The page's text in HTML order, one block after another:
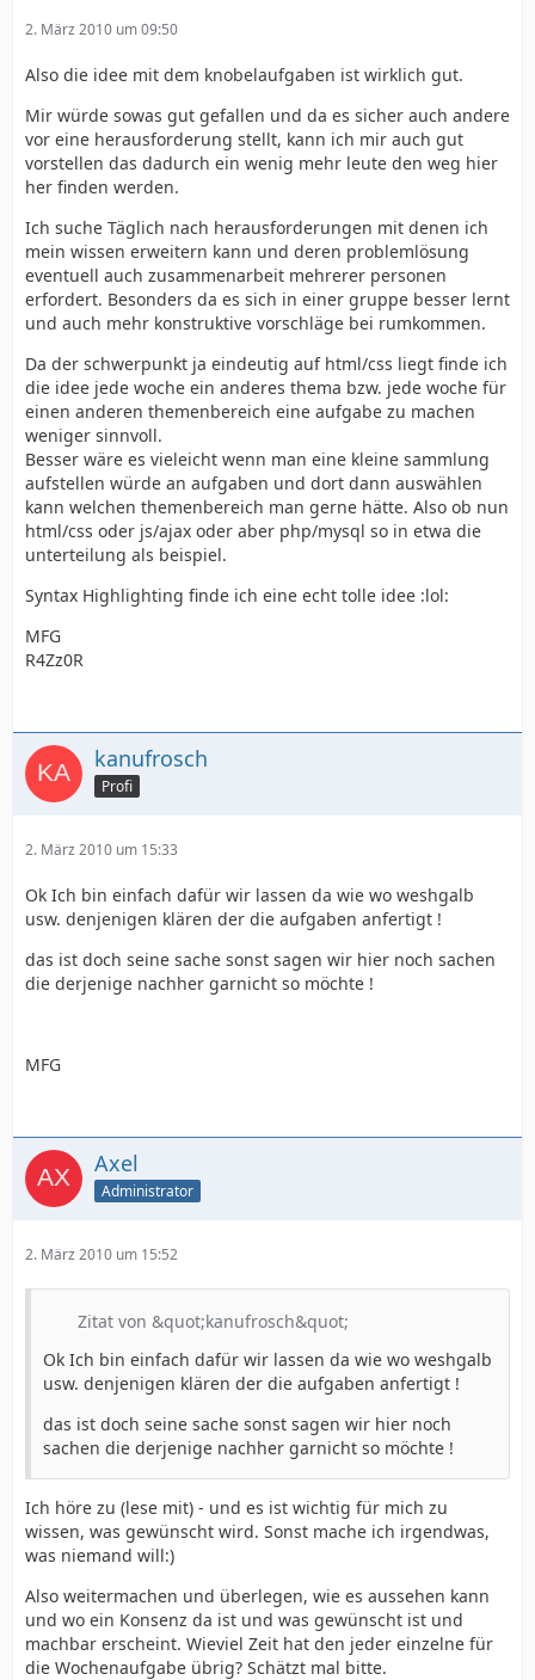
2. März 2010 um 09:50
Also die idee mit dem knobelaufgaben ist wirklich gut.
Mir würde sowas gut gefallen und da es sicher auch andere
vor eine herausforderung stellt, kann ich mir auch gut
vorstellen das dadurch ein wenig mehr leute den weg hier
her finden werden.
Ich suche Täglich nach herausforderungen mit denen ich
mein wissen erweitern kann und deren problemlösung
eventuell auch zusammenarbeit mehrerer personen
erfordert. Besonders da es sich in einer gruppe besser lernt
und auch mehr konstruktive vorschläge bei rumkommen.
Da der schwerpunkt ja eindeutig auf html/css liegt finde ich
die idee jede woche ein anderes thema bzw. jede woche für
einen anderen themenbereich eine aufgabe zu machen
weniger sinnvoll.
Besser wäre es vieleicht wenn man eine kleine sammlung
aufstellen würde an aufgaben und dort dann auswählen
kann welchen themenbereich man gerne hätte. Also ob nun
html/css oder js/ajax oder aber php/mysql so in etwa die
unterteilung als beispiel.
Syntax Highlighting finde ich eine echt tolle idee :lol:
MFG
R4Zz0R
kanufrosch
Profi
2. März 2010 um 15:33
Ok Ich bin einfach dafür wir lassen da wie wo weshgalb
usw. denjenigen klären der die aufgaben anfertigt !
das ist doch seine sache sonst sagen wir hier noch sachen
die derjenige nachher garnicht so möchte !
MFG
Axel
Administrator
2. März 2010 um 15:52
Zitat von &quot;kanufrosch&quot;
Ok Ich bin einfach dafür wir lassen da wie wo weshgalb
usw. denjenigen klären der die aufgaben anfertigt !
das ist doch seine sache sonst sagen wir hier noch
sachen die derjenige nachher garnicht so möchte !
Ich höre zu (lese mit) - und es ist wichtig für mich zu
wissen, was gewünscht wird. Sonst mache ich irgendwas,
was niemand will:)
Also weitermachen und überlegen, wie es aussehen kann
und wo ein Konsenz da ist und was gewünscht ist und
machbar erscheint. Wieviel Zeit hat den jeder einzelne für
die Wochenaufgabe übrig? Schätzt mal bitte.